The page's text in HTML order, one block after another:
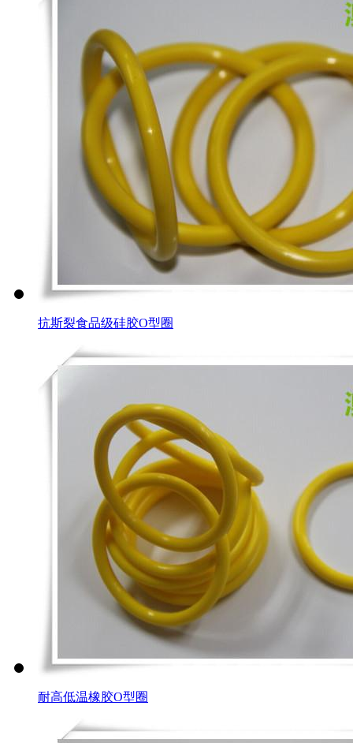
抗斯裂食品级硅胶O型圈
耐高低温橡胶O型圈